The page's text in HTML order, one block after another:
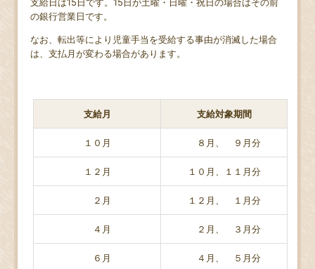
の銀行営業日です。
なお、転出等により児童手当を受給する事由が消滅した場合
は、支払月が変わる場合があります。
支給月 支給対象期間
１０月 ８月、 ９月分
１２月 １０月、１１月分
２月 １２月、 １月分
４月 ２月、 ３月分
６月 ４月、 ５月分